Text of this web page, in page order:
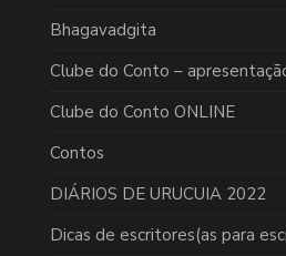
Bhagavadgita
Clube do Conto –
Clube do Conto ONLINE
Contos
DIÁRIOS DE URUCUIA 2022
Dicas de escritores(as para